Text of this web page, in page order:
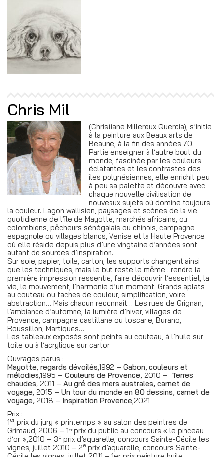
Chris Mil
(Christiane Millereux Quercia), s’initie
à la peinture aux Beaux arts de
Beaune, à la fin des années 70.
Partie enseigner à l’autre bout du
monde, fascinée par les couleurs
éclatantes et les contrastes des
îles polynésiennes, elle enrichit peu
à peu sa palette et découvre avec
chaque nouvelle civilisation de
nouveaux sujets où domine toujours
la couleur. Lagon wallisien, paysages et scènes de la vie
quotidienne de l’île de Mayotte, marchés africains, ou
colombiens, pêcheurs sénégalais ou chinois, campagne
espagnole ou villages blancs, Venise et la Haute Provence
où elle réside depuis plus d’une vingtaine d’années sont
autant de sources d’inspiration.
Sur soie, papier, toile, carton, les supports changent ainsi
que les techniques, mais le but reste le même : rendre la
première impression ressentie, faire découvrir l’essentiel, la
vie, le mouvement, l’harmonie d’un moment. Grands aplats
au couteau ou taches de couleur, simplification, voire
abstraction… Mais chacun reconnaît… Les rues de Grignan,
l’ambiance d’automne, la lumière d’hiver, villages de
Provence, campagne castillane ou toscane, Burano,
Roussillon, Martigues…
Les tableaux exposés sont peints au couteau, à l’huile sur
toile ou à l’acrylique sur carton
Ouvrages parus :
Mayotte, regards dévoilés,1992 – Gabon, couleurs et
mélodies,1995 – Couleurs de Provence, 2010 – Terres
chaudes, 2011 – Au gré des mers australes, carnet de
voyage, 2015 – Un tour du monde en 80 dessins, carnet de
voyage, 2018 – Inspiration Provence,2021
Prix :
1er prix du jury « printemps » au salon des peintres de
Grimaud, 2006 – 1ᵉʳ prix du public au concours « le pinceau
d’or »,2010 – 3e prix d’aquarelle, concours Sainte-Cécile les
vignes, juillet 2010 – 2e prix d’aquarelle, concours Sainte-